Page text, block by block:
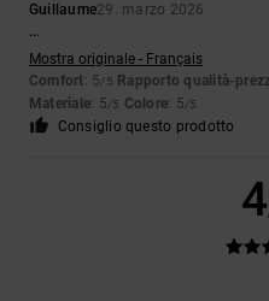
Guillaume29. marzo 2026
...
Mostra originale - Français
Comfort: 5/5 Rapporto qualità-
Materiale: 5/5 Colore: 5/5
Consiglio questo prodotto
4